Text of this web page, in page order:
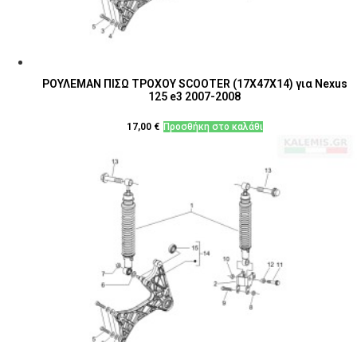
ΡΟΥΛΕΜΑΝ ΠΙΣΩ ΤΡΟΧΟΥ SCOOTER (17X47X14) για Nexus
125 e3 2007-2008
17,00 € Προσθήκη στο καλάθι